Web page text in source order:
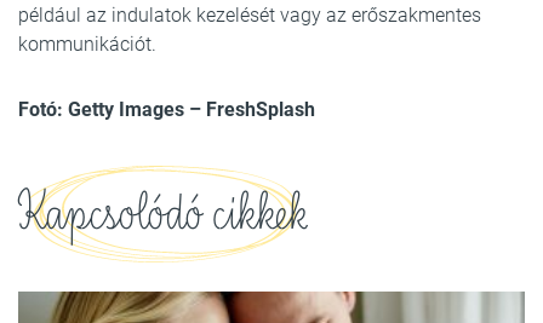
például az indulatok kezelését vagy az erőszakmentes
kommunikációt.
Fotó: Getty Images – FreshSplash
Kapcsolódó cikkek